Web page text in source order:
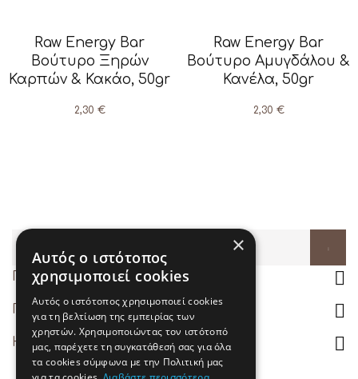
Raw Energy Bar
Βούτυρο Ξηρών
Καρπών & Κακάο, 50gr
2,30 €
Raw Energy Βar
Βούτυρο Αμυγδάλου &
Κανέλα, 50gr
2,30 €
Πληροφορίες καταστήματος 
Προϊόντα 
Η εταιρία μας 
×
Αυτός ο ιστότοπος
χρησιμοποιεί cookies
Αυτός ο ιστότοπος χρησιμοποιεί cookies
για τη βελτίωση της εμπειρίας των
χρηστών. Χρησιμοποιώντας τον ιστότοπό
μας, παρέχετε τη συγκατάθεσή σας για όλα
τα cookies σύμφωνα με την Πολιτική μας